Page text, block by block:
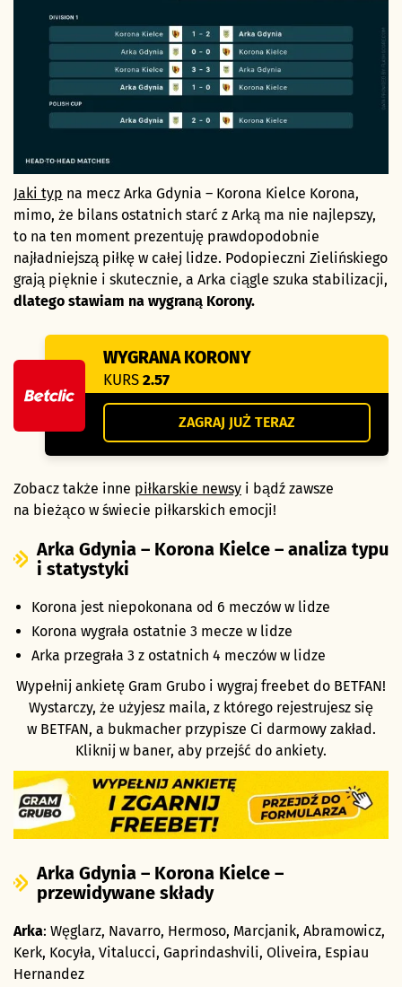
Jaki typ na mecz Arka Gdynia – Korona Kielce Korona,
mimo, że bilans ostatnich starć z Arką ma nie najlepszy,
to na ten moment prezentuję prawdopodobnie
najładniejszą piłkę w całej lidze. Podopieczni Zielińskiego
grają pięknie i skutecznie, a Arka ciągle szuka stabilizacji,
dlatego stawiam na wygraną Korony.
WYGRANA KORONY
KURS 2.57
ZAGRAJ JUŻ TERAZ
Zobacz także inne piłkarskie newsy i bądź zawsze
na bieżąco w świecie piłkarskich emocji!
Arka Gdynia – Korona Kielce – analiza typu
i statystyki
Korona jest niepokonana od 6 meczów w lidze
Korona wygrała ostatnie 3 mecze w lidze
Arka przegrała 3 z ostatnich 4 meczów w lidze
Wypełnij ankietę Gram Grubo i wygraj freebet do BETFAN!
Wystarczy, że użyjesz maila, z którego rejestrujesz się
w BETFAN, a bukmacher przypisze Ci darmowy zakład.
Kliknij w baner, aby przejść do ankiety.
Arka Gdynia – Korona Kielce –
przewidywane składy
Arka: Węglarz, Navarro, Hermoso, Marcjanik, Abramowicz,
Kerk, Kocyła, Vitalucci, Gaprindashvili, Oliveira, Espiau
Hernandez